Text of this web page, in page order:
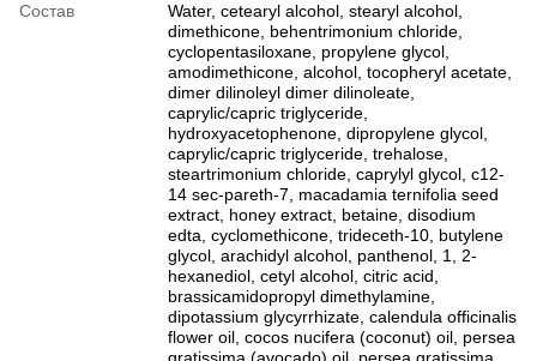
Состав
Water, cetearyl alcohol, stearyl alcohol,
dimethicone, behentrimonium chloride,
cyclopentasiloxane, propylene glycol,
amodimethicone, alcohol, tocopheryl acetate,
dimer dilinoleyl dimer dilinoleate,
caprylic/capric triglyceride,
hydroxyacetophenone, dipropylene glycol,
caprylic/capric triglyceride, trehalose,
steartrimonium chloride, caprylyl glycol, c12-
14 sec-pareth-7, macadamia ternifolia seed
extract, honey extract, betaine, disodium
edta, cyclomethicone, trideceth-10, butylene
glycol, arachidyl alcohol, panthenol, 1, 2-
hexanediol, cetyl alcohol, citric acid,
brassicamidopropyl dimethylamine,
dipotassium glycyrrhizate, calendula officinalis
flower oil, cocos nucifera (coconut) oil, persea